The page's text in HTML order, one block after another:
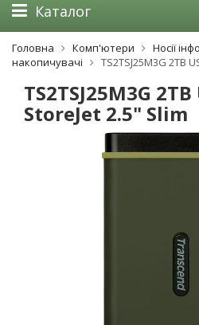
Головна Комп'ютери Носії
накопичувачі
TS2TSJ25M3G 2TB
TS2TSJ25M3G 2TB
StoreJet 2.5" Slim
Каталог